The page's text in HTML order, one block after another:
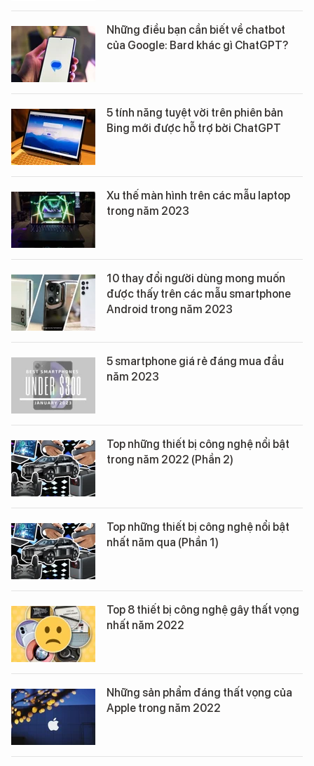
Những điều bạn cần biết về chatbot
của Google: Bard khác gì ChatGPT?
5 tính năng tuyệt vời trên phiên bản
Bing mới được hỗ trợ bởi ChatGPT
Xu thế màn hình trên các mẫu laptop
trong năm 2023
10 thay đổi người dùng mong muốn
được thấy trên các mẫu smartphone
Android trong năm 2023
5 smartphone giá rẻ đáng mua đầu
năm 2023
Top những thiết bị công nghệ nổi bật
trong năm 2022 (Phần 2)
Top những thiết bị công nghệ nổi bật
nhất năm qua (Phần 1)
Top 8 thiết bị công nghệ gây thất vọng
nhất năm 2022
Những sản phẩm đáng thất vọng của
Apple trong năm 2022